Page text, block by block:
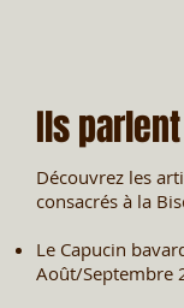
Ils
Découvrez les
consacrés à la
Le Capucin
Août/Septembre